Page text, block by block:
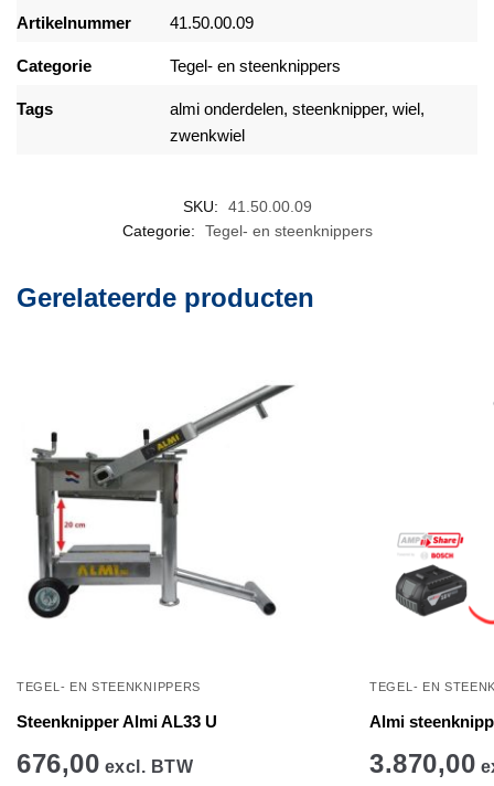
Artikelnummer 41.50.00.09
Categorie Tegel- en steenknippers
Tags
almi onderdelen, steenknipper, wiel,
zwenkwiel
SKU:
41.50.00.09
Categorie:
Tegel- en steenknippers
Gerelateerde producten
TEGEL- EN STEENKNIPPERS
Steenknipper Almi AL33 U
676,00 excl. BTW
TEGEL- EN
Almi
3.870,00